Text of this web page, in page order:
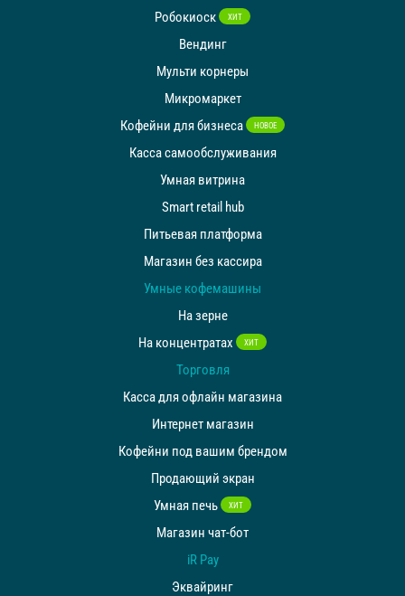
Робокиоск
ХИТ
Вендинг
Мульти корнеры
Микромаркет
Кофейни для бизнеса
НОВОЕ
Касса самообслуживания
Умная витрина
Smart retail hub
Питьевая платформа
Магазин без кассира
Умные кофемашины
На зерне
На концентратах
ХИТ
Торговля
Касса для офлайн магазина
Интернет магазин
Кофейни под вашим брендом
Продающий экран
Умная печь
ХИТ
Магазин чат-бот
iR Pay
Эквайринг